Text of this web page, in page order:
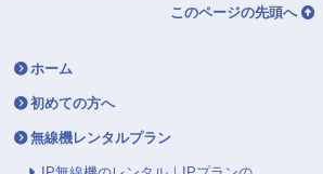
このページの先頭へ
ホーム
初めての方へ
無線機レンタルプラン